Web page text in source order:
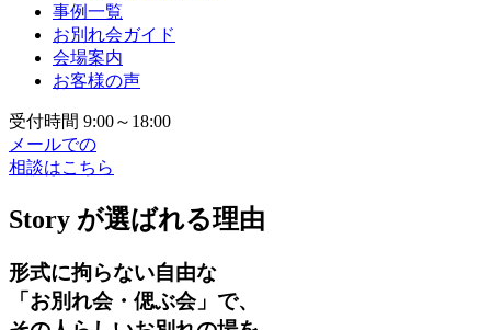
事例一覧
お別れ会ガイド
会場案内
お客様の声
受付時間 9:00～18:00
メールでの
相談はこちら
Story が選ばれる理由
形式に拘らない自由な
「お別れ会・偲ぶ会」で、